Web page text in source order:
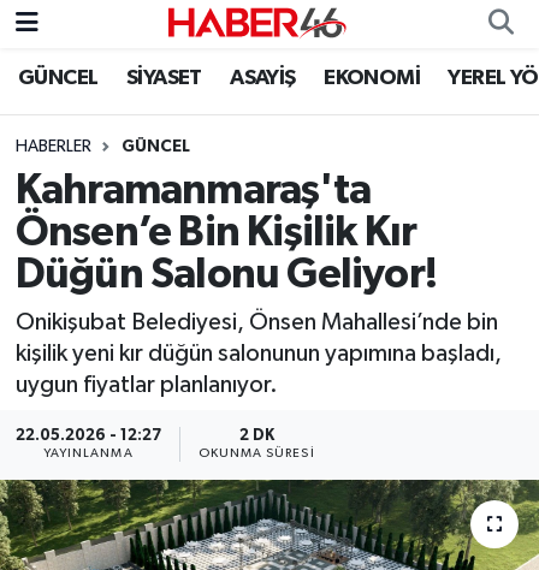
GÜNCEL SİYASET ASAYİŞ EKONOMİ YEREL
HABERLER GÜNCEL
Kahramanmaraş'ta
Önsen’e Bin Kişilik Kır
Düğün Salonu Geliyor!
Onikişubat Belediyesi, Önsen Mahallesi’nde bin
kişilik yeni kır düğün salonunun yapımına başladı,
uygun fiyatlar planlanıyor.
22.05.2026 - 12:27
YAYINLANMA
2 DK
OKUNMA SÜRESI
GÜNCEL
SİYASET
EKONOMİ
SPOR
YAŞAM
TEKNOLOJİ
SAĞLIK
EĞİTİM
Nöbetçi Eczaneler
Hava Durumu
Kahramanmaraş Namaz Vakitleri
Trafik Durumu
Süper Lig Puan Durumu ve Fikstür
Tüm Manşetler
Son Dakika Haberleri
Haber Arşivi